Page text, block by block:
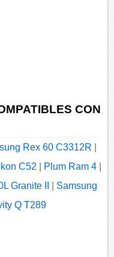
CON
Rex 60 C3312R
C52 Plum Ram 4|
Granite II
Samsung
Q T289